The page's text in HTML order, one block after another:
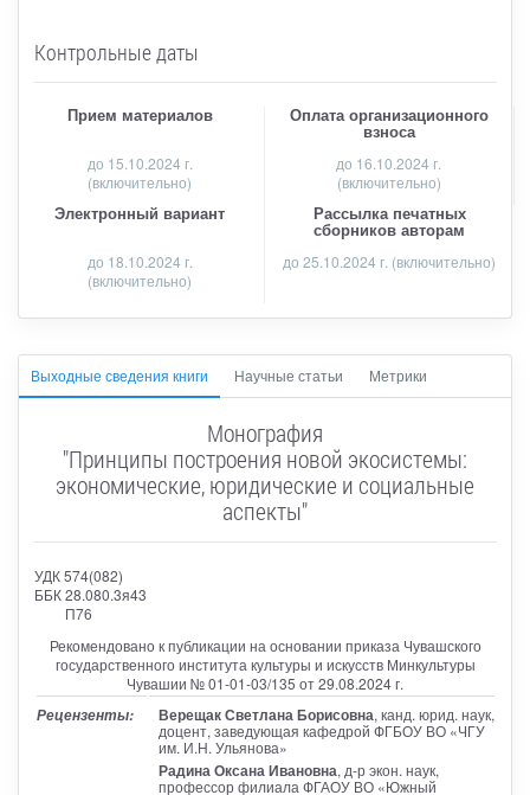
Контрольные даты
Прием материалов
до 15.10.2024 г.
(включительно)
Оплата организационного
взноса
до 16.10.2024 г.
(включительно)
Электронный вариант
до 18.10.2024 г.
(включительно)
Рассылка печатных
сборников авторам
до 25.10.2024 г. (включительно)
Выходные сведения книги Научные статьи Метрики
Монография
"Принципы построения новой экосистемы:
экономические, юридические и социальные
аспекты"
УДК 574(082)
ББК 28.080.3я43
П76
Рекомендовано к публикации на основании приказа Чувашского
государственного института культуры и искусств Минкультуры
Чувашии № 01-01-03/135 от 29.08.2024 г.
Рецензенты:
Верещак Светлана Борисовна, канд. юрид. наук,
доцент, заведующая кафедрой ФГБОУ ВО «ЧГУ
им. И.Н. Ульянова»
Радина Оксана Ивановна, д-р экон. наук,
профессор филиала ФГАОУ ВО «Южный